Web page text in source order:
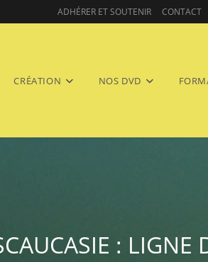
ADHÉRER ET SOUTENIR CONTACT
CRÉATION NOS DVD
: LIGNE